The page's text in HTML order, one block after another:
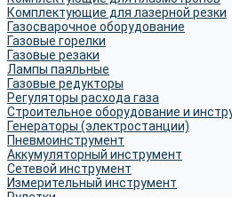
Комплектующие для лазерной резки
Газосварочное оборудование
Газовые горелки
Газовые резаки
Лампы паяльные
Газовые редукторы
Регуляторы расхода газа
Строительное оборудование и
Генераторы (электростанции)
Пневмоинструмент
Аккумуляторный инструмент
Сетевой инструмент
Измерительный инструмент